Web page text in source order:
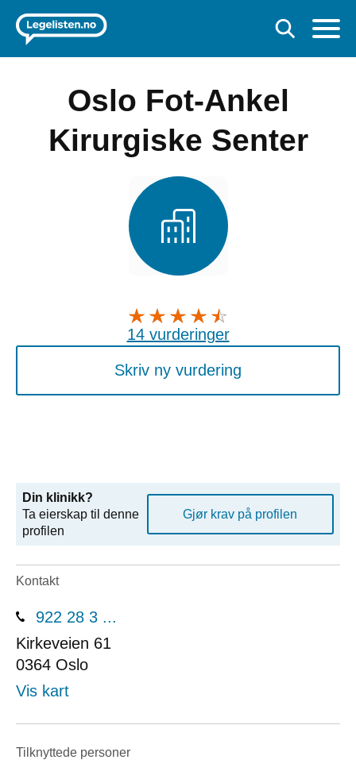
Oslo Fot-Ankel
Kirurgiske Senter
14 vurderinger
Skriv ny vurdering
Din klinikk?
Ta eierskap til denne
profilen
Gjør krav på profilen
Kontakt
922 28 3 ...
Kirkeveien 61
0364 Oslo
Vis kart
Tilknyttede personer